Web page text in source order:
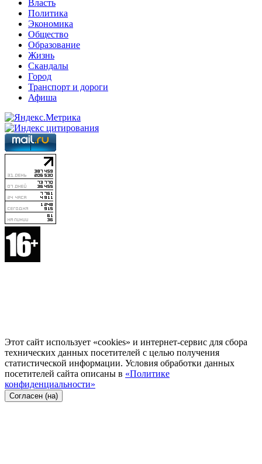
Власть
Политика
Экономика
Общество
Образование
Жизнь
Скандалы
Город
Транспорт и дороги
Афиша
Этот сайт использует «cookies» и интернет-сервис для сбора
технических данных посетителей с целью получения
статистической информации. Условия обработки данных
посетителей сайта описаны в «Политике
конфиденциальности»
Согласен (на)